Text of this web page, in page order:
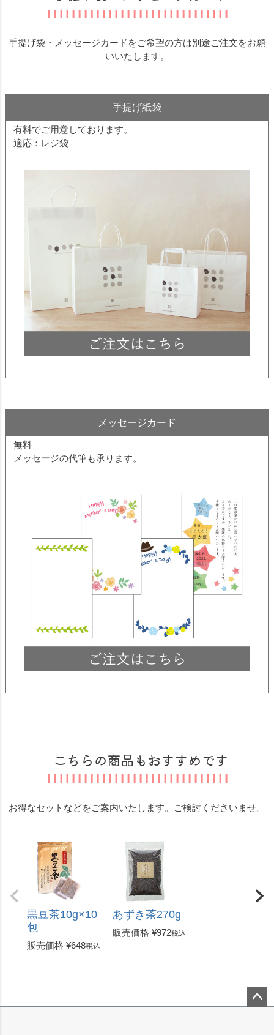
購入者
毎日美味しく家族全員でいただいています。
すべてのレビューを見る
レビューを書く
手提げ袋・メッセージカードをご希望の方は別途ご注文をお願
いいたします。
手提げ紙袋
有料でご用意しております。
適応：レジ袋
メッセージカード
無料
メッセージの代筆も承ります。
こちらの商品もおすすめです
お得なセットなどをご案内いたします。ご検討くださいませ。
黒豆茶10g×10
包
販売価格 ¥648税込
あずき茶270g
販売価格 ¥972税込